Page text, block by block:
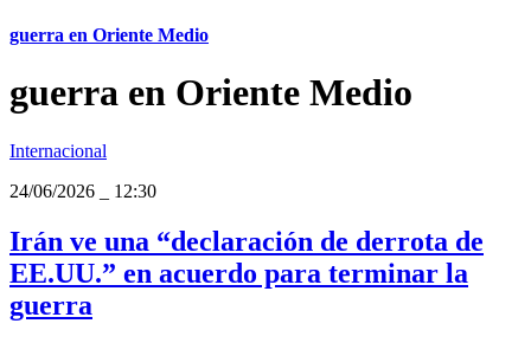
guerra en Oriente Medio
guerra en Oriente Medio
Internacional
24/06/2026
12:30
Irán ve una “declaración de derrota de
EE.UU.” en acuerdo para terminar la
guerra